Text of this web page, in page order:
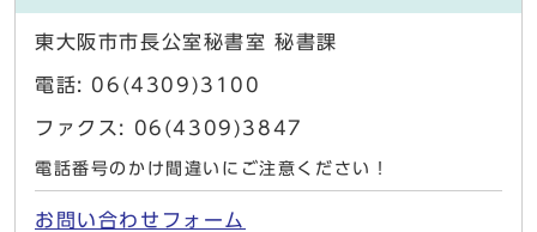
東大阪市市長公室秘書室 秘書課
電話: 06(4309)3100
ファクス: 06(4309)3847
電話番号のかけ間違いにご注意ください！
お問い合わせフォーム